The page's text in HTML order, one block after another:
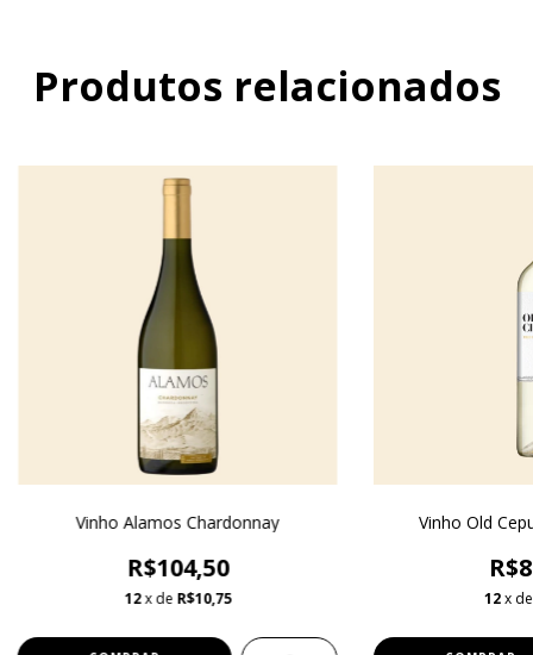
Produtos relacionados
Vinho Alamos Chardonnay
R$104,50
12x de R$10,75
Vinho Old
12 x